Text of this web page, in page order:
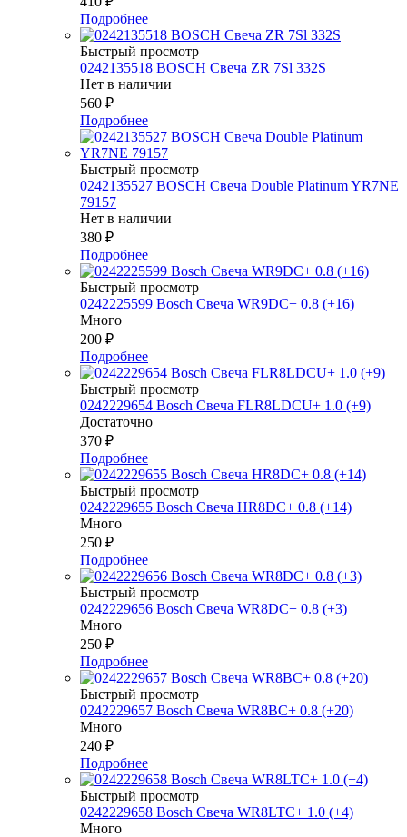
Подробнее
Быстрый просмотр
0242135518 BOSCH Свеча ZR 7Sl 332S
Нет в наличии
560 ₽
Подробнее
Быстрый просмотр
0242135527 BOSСH Свеча Double Platinum YR7NE
79157
Нет в наличии
380 ₽
Подробнее
Быстрый просмотр
0242225599 Bosch Свеча WR9DC+ 0.8 (+16)
Много
200 ₽
Подробнее
Быстрый просмотр
0242229654 Bosch Свеча FLR8LDCU+ 1.0 (+9)
Достаточно
370 ₽
Подробнее
Быстрый просмотр
0242229655 Bosch Свеча HR8DC+ 0.8 (+14)
Много
250 ₽
Подробнее
Быстрый просмотр
0242229656 Bosch Свеча WR8DC+ 0.8 (+3)
Много
250 ₽
Подробнее
Быстрый просмотр
0242229657 Bosch Свеча WR8BC+ 0.8 (+20)
Много
240 ₽
Подробнее
Быстрый просмотр
0242229658 Bosch Свеча WR8LTC+ 1.0 (+4)
Много